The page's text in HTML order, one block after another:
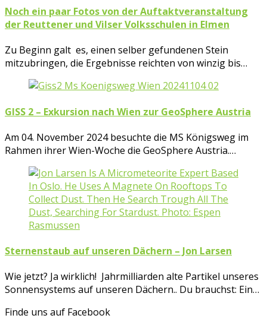
Noch ein paar Fotos von der Auftaktveranstaltung
der Reuttener und Vilser Volksschulen in Elmen
Zu Beginn galt es, einen selber gefundenen Stein
mitzubringen, die Ergebnisse reichten von winzig bis…
GISS 2 – Exkursion nach Wien zur GeoSphere Austria
Am 04. November 2024 besuchte die MS Königsweg im
Rahmen ihrer Wien-Woche die GeoSphere Austria.…
Sternenstaub auf unseren Dächern – Jon Larsen
Wie jetzt? Ja wirklich! Jahrmilliarden alte Partikel unseres
Sonnensystems auf unseren Dächern.. Du brauchst: Ein…
Finde uns auf Facebook